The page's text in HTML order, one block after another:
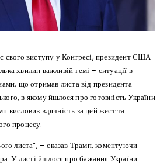
свого виступу у Конгресі, президент США
хвилин важливій темі – ситуації в
що отримав листа від президента
в якому йшлося про готовність України
висловив вдячність за цей жест та
процесу.
листа”, – сказав Трамп, коментуючи
У листі йшлося про бажання України